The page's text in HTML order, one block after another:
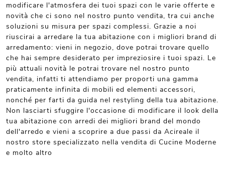
modificare l'atmosfera dei tuoi spazi con le varie offerte e
novità che ci sono nel nostro punto vendita, tra cui anche
soluzioni su misura per spazi complessi. Grazie a noi
riuscirai a arredare la tua abitazione con i migliori brand di
arredamento: vieni in negozio, dove potrai trovare quello
che hai sempre desiderato per impreziosire i tuoi spazi. Le
più attuali novità le potrai trovare nel nostro punto
vendita, infatti ti attendiamo per proporti una gamma
praticamente infinita di mobili ed elementi accessori,
nonché per farti da guida nel restyling della tua abitazione.
Non lasciarti sfuggire l'occasione di modificare il look della
tua abitazione con arredi dei migliori brand del mondo
dell'arredo e vieni a scoprire a due passi da Acireale il
nostro store specializzato nella vendita di Cucine Moderne
e molto altro